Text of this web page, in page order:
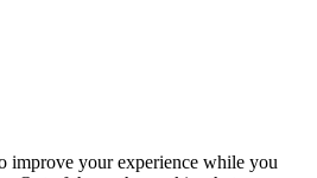
improve your experience while you